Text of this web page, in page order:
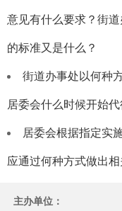
意见有什么要求？街
的标准又是什么？
街道办事处以何种
居委会什么时候开始
居委会根据指定实
应通过何种方式做出
主办单位：